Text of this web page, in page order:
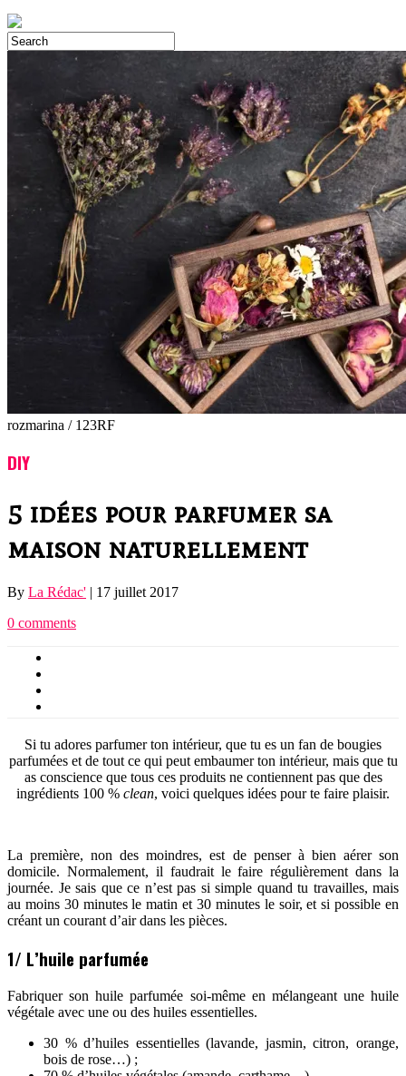
rozmarina / 123RF
DIY
5 idées pour parfumer sa
maison naturellement
By La Rédac' | 17 juillet 2017
0 comments
Si tu adores parfumer ton intérieur, que tu es un fan de bougies
parfumées et de tout ce qui peut embaumer ton intérieur, mais que tu
as conscience que tous ces produits ne contiennent pas que des
ingrédients 100 % clean, voici quelques idées pour te faire plaisir.
La première, non des moindres, est de penser à bien aérer son
domicile. Normalement, il faudrait le faire régulièrement dans la
journée. Je sais que ce n’est pas si simple quand tu travailles, mais
au moins 30 minutes le matin et 30 minutes le soir, et si possible en
créant un courant d’air dans les pièces.
1/ L’huile parfumée
Fabriquer son huile parfumée soi-même en mélangeant une huile
végétale avec une ou des huiles essentielles.
30 % d’huiles essentielles (lavande, jasmin, citron, orange,
bois de rose…) ;